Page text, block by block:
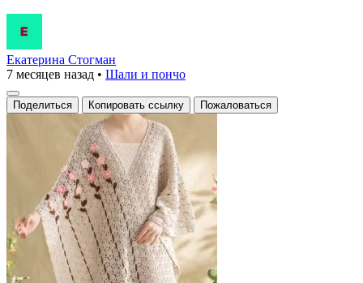
Екатерина Стогман
7 месяцев назад • Шали и пончо
Поделиться Копировать ссылку Пожаловаться